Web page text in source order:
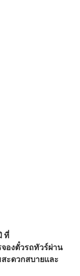
ที่
จองตั๋วรถทัวร์ผ่าน
ะดวกสบายและ